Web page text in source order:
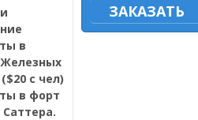
в
с чел)
в форт
Саттера.
ЗАКАЗАТЬ